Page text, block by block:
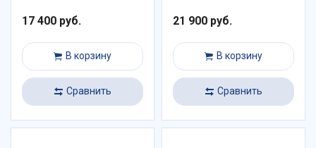
17 400 руб.
В корзину
Сравнить
21 900 руб.
В корзину
Сравнить